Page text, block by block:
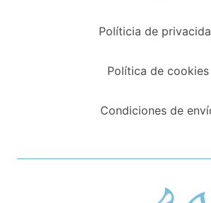
Políticia de
Política de cookies
Condiciones de